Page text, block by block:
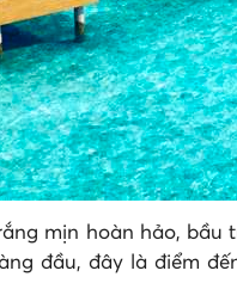
mịn hoàn hảo,
đầu, đây là điểm